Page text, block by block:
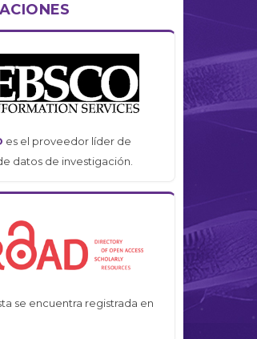
es el proveedor líder de
datos de investigación.
se encuentra registrada en